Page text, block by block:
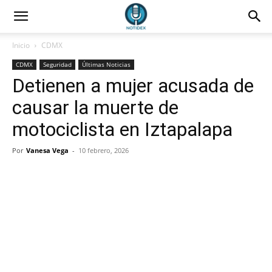
Inicio CDMX
CDMX Seguridad Últimas Noticias
Detienen a mujer acusada de
causar la muerte de
motociclista en Iztapalapa
Por Vanesa Vega - 10 febrero, 2026